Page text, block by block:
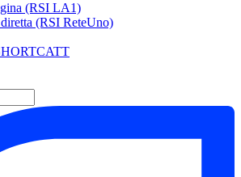
(RSI LA1)
(RSI ReteUno)